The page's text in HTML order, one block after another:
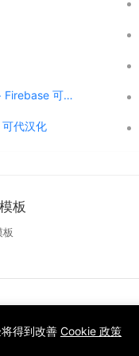
近店1.2.2版 实时优惠、活动和聊天 + Firebase 可代汉化
代汉化
板
板
得到改善 Cookie 政策